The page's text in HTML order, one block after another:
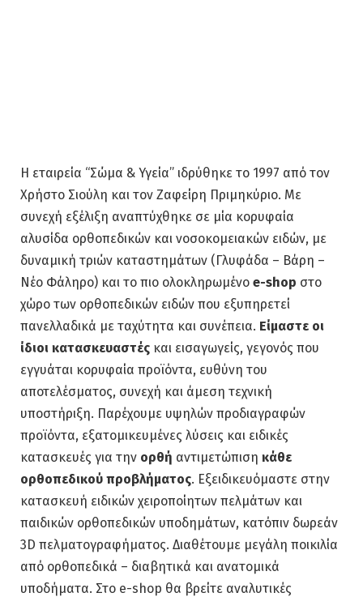
Η εταιρεία “Σώμα & Υγεία” ιδρύθηκε το 1997 από τον
Χρήστο Σιούλη και τον Ζαφείρη Πριμηκύριο. Με
συνεχή εξέλιξη αναπτύχθηκε σε μία κορυφαία
αλυσίδα ορθοπεδικών και νοσοκομειακών ειδών, με
δυναμική τριών καταστημάτων (Γλυφάδα – Βάρη –
Νέο Φάληρο) και το πιο ολοκληρωμένο e-shop στο
χώρο των ορθοπεδικών ειδών που εξυπηρετεί
πανελλαδικά με ταχύτητα και συνέπεια. Είμαστε οι
ίδιοι κατασκευαστές και εισαγωγείς, γεγονός που
εγγυάται κορυφαία προϊόντα, ευθύνη του
αποτελέσματος, συνεχή και άμεση τεχνική
υποστήριξη. Παρέχουμε υψηλών προδιαγραφών
προϊόντα, εξατομικευμένες λύσεις και ειδικές
κατασκευές για την ορθή αντιμετώπιση κάθε
ορθοπεδικού προβλήματος. Εξειδικευόμαστε στην
κατασκευή ειδικών χειροποίητων πελμάτων και
παιδικών ορθοπεδικών υποδημάτων, κατόπιν δωρεάν
3D πελματογραφήματος. Διαθέτουμε μεγάλη ποικιλία
από ορθοπεδικά – διαβητικά και ανατομικά
υποδήματα. Στο e-shop θα βρείτε αναλυτικές